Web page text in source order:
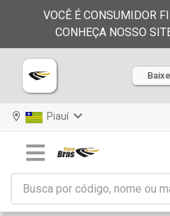
VOCÊ É CONSUMIDOR
CONHEÇA NOSSO
Piauí